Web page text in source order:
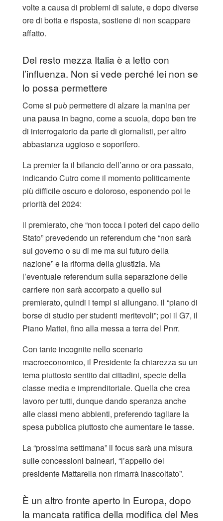
volte a causa di problemi di salute, e dopo diverse
ore di botta e risposta, sostiene di non scappare
affatto.
Del resto mezza Italia è a letto con
l’influenza. Non si vede perché lei non se
lo possa permettere
Come si può permettere di alzare la manina per
una pausa in bagno, come a scuola, dopo ben tre
di interrogatorio da parte di giornalisti, per altro
abbastanza uggioso e soporifero.
La premier fa il bilancio dell’anno or ora passato,
indicando Cutro come il momento politicamente
più difficile oscuro e doloroso, esponendo poi le
priorità del 2024:
il premierato, che “non tocca i poteri del capo dello
Stato” prevedendo un referendum che “non sarà
sul governo o su di me ma sul futuro della
nazione” e la riforma della giustizia. Ma
l’eventuale referendum sulla separazione delle
carriere non sarà accorpato a quello sul
premierato, quindi i tempi si allungano. il “piano di
borse di studio per studenti meritevoli”; poi il G7, il
Piano Mattei, fino alla messa a terra del Pnrr.
Con tante incognite nello scenario
macroeconomico, il Presidente fa chiarezza su un
tema piuttosto sentito dai cittadini, specie della
classe media e imprenditoriale. Quella che crea
lavoro per tutti, dunque dando speranza anche
alle classi meno abbienti, preferendo tagliare la
spesa pubblica piuttosto che aumentare le tasse.
La “prossima settimana” il focus sarà una misura
sulle concessioni balneari, “l’appello del
presidente Mattarella non rimarrà inascoltato”.
È un altro fronte aperto in Europa, dopo
la mancata ratifica della modifica del Mes